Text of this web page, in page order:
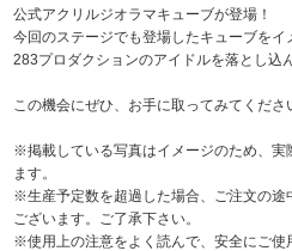
アイドリッシュセブン
モフモフパレード
公式アクリルジオラマキューブが登場！
今回のステージでも登場したキューブをイ
283プロダクションのアイドルを落とし込
この機会にぜひ、お手に取ってみてくださ
※掲載している写真はイメージのため、実
ます。
※生産予定数を超過した場合、ご注文の途
ございます。ご了承下さい。
※使用上の注意をよく読んで、安全にご使